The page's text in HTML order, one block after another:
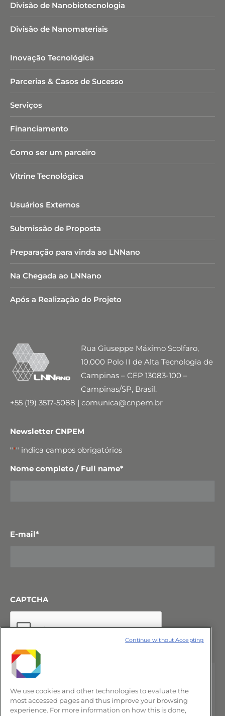
Divisão de Nanobiotecnologia​
Divisão de Nanomateriais
Inovação Tecnológica
Parcerias & Casos de Sucesso
Serviços
Financiamento
Como ser um parceiro
Vitrine Tecnológica
Usuários Externos
Submissão de Proposta
Preparação para vinda ao LNNano
Na Chegada ao LNNano
Após a Realização do Projeto
Rua Giuseppe Máximo Scolfaro,
10.000 Polo II de Alta Tecnologia de
Campinas – CEP 13083-100 –
Campinas/SP, Brasil.
+55 (19) 3517-5088 | comunica@cnpem.br
Newsletter CNPEM
"*" indica campos obrigatórios
Nome completo / Full name*
E-mail*
CAPTCHA
We use cookies and other technologies to evaluate the
most accessed pages and thus improve your browsing
experience. For more information on how this is done,
Continue without Accepting